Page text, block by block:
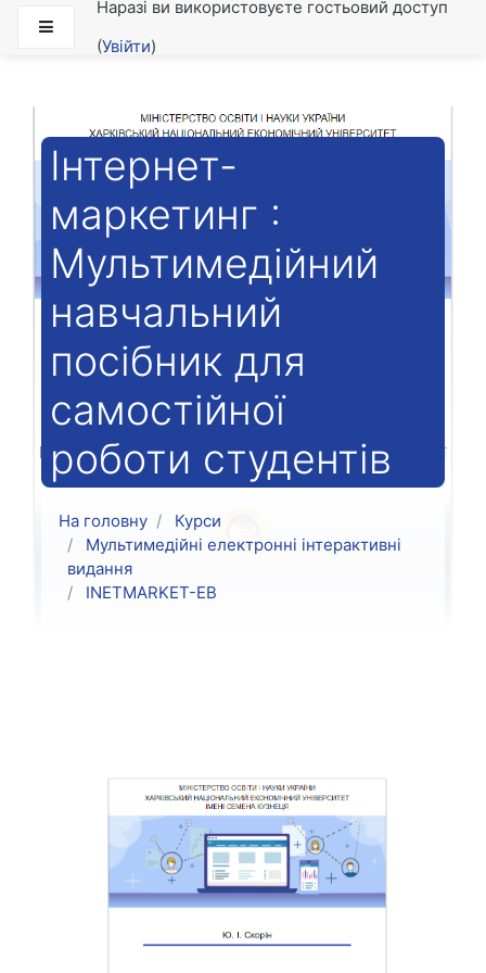
Перейти до головного вмісту
Наразі ви використовуєте гостьовий доступ
(Увійти)
Інтернет-
маркетинг :
Мультимедійний
навчальний
посібник для
самостійної
роботи студентів
На головну
Курси
Мультимедійні електронні інтерактивні
видання
INETMARKET-ЕВ
Загальне